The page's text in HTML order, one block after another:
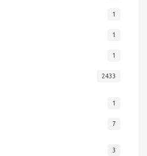
1
1
1
2433
1
7
3